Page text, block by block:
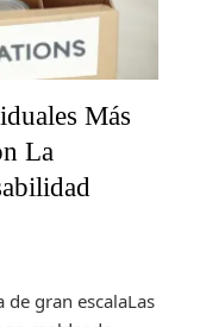
Más
La
gran escalaLas